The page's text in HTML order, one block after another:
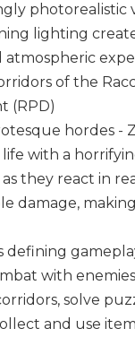
photorealistic
lighting
atmospheric
of the
(RPD)
hordes -
with a
they react in
damage,
defining
with
solve
and use